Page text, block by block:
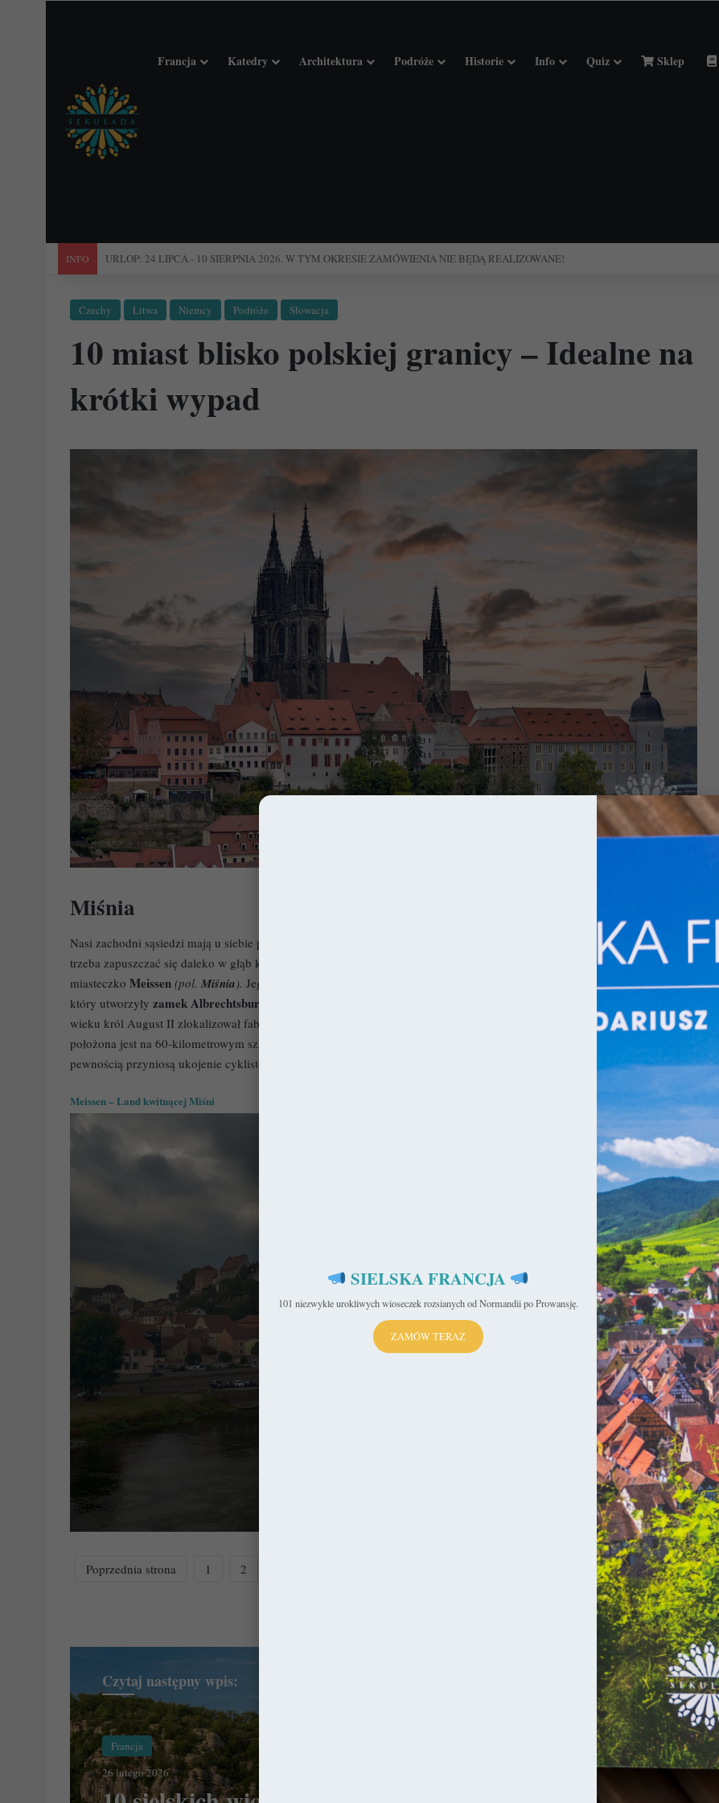
Francja Katedry Architektura Podróże Historie Info Quiz Sklep
INFO "Święta Francja". Przewodnik po 101 średniowiecznych kościołach Francji.
Czechy Litwa Niemcy Podróże Słowacja
10 miast blisko polskiej granicy – Idealne na
krótki wypad
Miśnia
Nasi zachodni sąsiedzi mają u siebie prawdziwą kopalnię olśniewających zabytków. Żeby się o tym przekonać wcale nie
trzeba zapuszczać się daleko w głąb kraju, bo już w samej Saksonii czeka na nas cała moc niespodzianek. Jedną z nich jest
miasteczko Meissen (pol. Miśnia). Jego panoramę zdominowała sylwetka, zawieszonego nad rzeką, gotyckiego kompleksu,
który utworzyły zamek Albrechtsburg
wieku król August II zlokalizował fabrykę porcelany, będącej dziś znakiem rozpoznawczym miasta. Poza tym, Miśnia
położona jest na 60-kilometrowym szlaku winnym, co ucieszy smakoszy tego trunku. Niekończące się zaś ścieżki i dróżki, z
pewnością przyniosą ukojenie cyklistom, a także amatorom spacerów.
Meissen – Land kwitnącej Miśni
Poprzednia strona 1 2 Następna strona
Czytaj następny wpis:
Francja
26 lutego 2026
Kujawsko-pomorskie: 10 miejsc, które
warto zobaczyć!
Czeski Krumlov – Perła Czech
10 najpiękniejszych miejsc w Czechach
Telcz – W kategoriach cudu
Mikulov – Miasto o zapachu południa
Kraj Loary: 10 miejsc, które warto
10 sielskich wiosek we Francji
Małopolskie: 10 miejsc, które pokochacie!
SIELSKA FRANCJA
101 niezwykle urokliwych wioseczek rozsianych od Normandii po Prowansję.
ZAMÓW TERAZ